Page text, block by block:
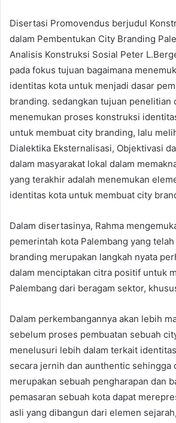
Disertasi Promovendus berjudul
dalam Pembentukan City Branding
Analisis Konstruksi Sosial Peter
pada fokus tujuan bagaimana
identitas kota untuk menjadi dasar
branding. sedangkan tujuan penelitian
menemukan proses konstruksi
untuk membuat city branding, lalu
Dialektika Eksternalisasi, Objektivasi
dalam masyarakat lokal dalam
yang terakhir adalah menemukan
identitas kota untuk membuat city
Dalam disertasinya, Rahma
pemerintah kota Palembang yang
branding merupakan langkah nyata
dalam menciptakan citra positif untuk
Palembang dari beragam sektor,
Dalam perkembangannya akan lebih
sebelum proses pembuatan sebuah
menelusuri lebih dalam terkait
secara jernih dan aunthentic sehingga
merupakan sebuah pengharapan dan
pemasaran sebuah kota dapat
asli yang dibangun dari elemen